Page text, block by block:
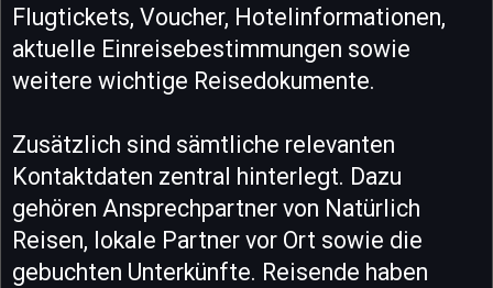
Flugtickets, Voucher, Hotelinformationen,
aktuelle Einreisebestimmungen sowie
weitere wichtige Reisedokumente.
Zusätzlich sind sämtliche relevanten
Kontaktdaten zentral hinterlegt. Dazu
gehören Ansprechpartner von Natürlich
Reisen, lokale Partner vor Ort sowie die
gebuchten Unterkünfte. Reisende haben